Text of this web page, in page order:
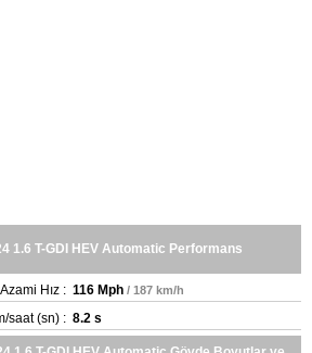
1.6 T-GDI HEV Automatic Performans
Hız : 116 Mph / 187 km/h
saat (sn) : 8.2 s